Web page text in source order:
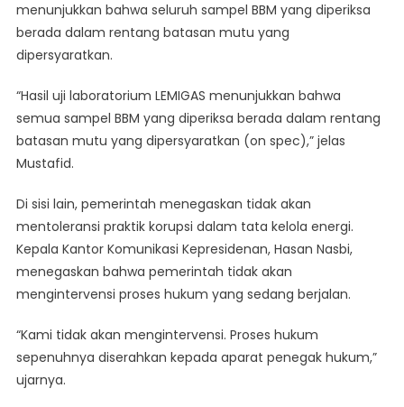
menunjukkan bahwa seluruh sampel BBM yang diperiksa
berada dalam rentang batasan mutu yang
dipersyaratkan.
“Hasil uji laboratorium LEMIGAS menunjukkan bahwa
semua sampel BBM yang diperiksa berada dalam rentang
batasan mutu yang dipersyaratkan (on spec),” jelas
Mustafid.
Di sisi lain, pemerintah menegaskan tidak akan
mentoleransi praktik korupsi dalam tata kelola energi.
Kepala Kantor Komunikasi Kepresidenan, Hasan Nasbi,
menegaskan bahwa pemerintah tidak akan
mengintervensi proses hukum yang sedang berjalan.
“Kami tidak akan mengintervensi. Proses hukum
sepenuhnya diserahkan kepada aparat penegak hukum,”
ujarnya.